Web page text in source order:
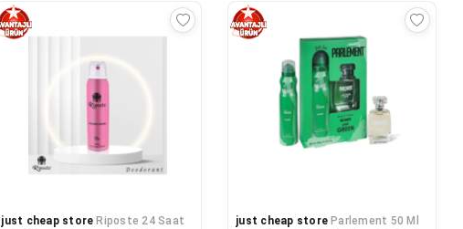
just cheap store Riposte 24 Saat
just cheap store Parlement 50 Ml